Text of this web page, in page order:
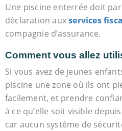
Une piscine enterrée doit
déclaration auxservices
compagnie d’assurance.
Comment vous allez
Si vous avez de jeunes
piscine une zone où ils ont
facilement, et prendre
à ce qu’elle soit visible
car aucun système de